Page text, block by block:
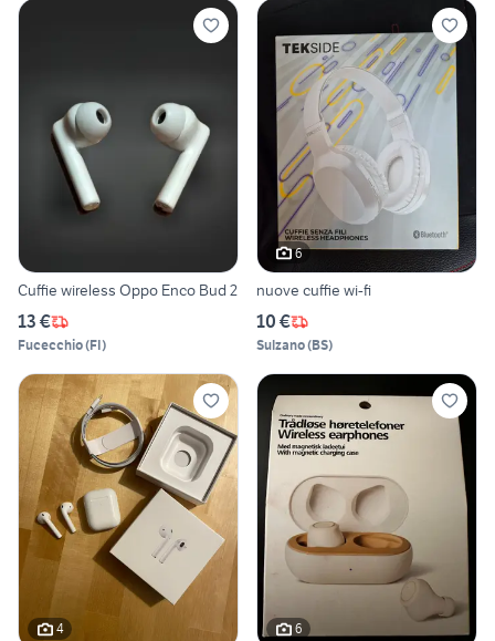
Cuffie wireless Oppo Enco Bud 2
13 €
Fucecchio(FI)
6
nuove cuffie wi-fi
10 €
Sulzano(BS)
4 6